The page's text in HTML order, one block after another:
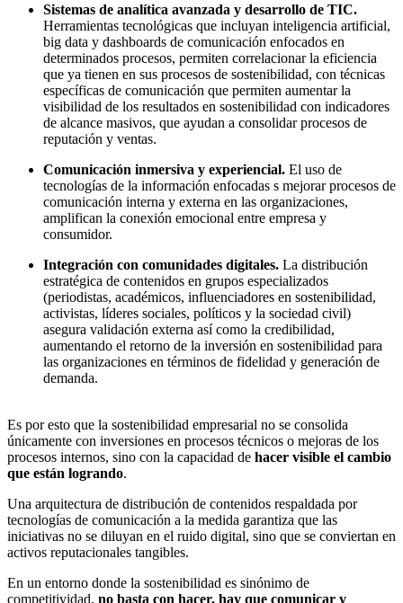
Sistemas de analítica avanzada y desarrollo de TIC.
Herramientas tecnológicas que incluyan inteligencia artificial,
big data y dashboards de comunicación enfocados en
determinados procesos, permiten correlacionar la eficiencia
que ya tienen en sus procesos de sostenibilidad, con técnicas
específicas de comunicación que permiten aumentar la
visibilidad de los resultados en sostenibilidad con indicadores
de alcance masivos, que ayudan a consolidar procesos de
reputación y ventas.
Comunicación inmersiva y experiencial. El uso de
tecnologías de la información enfocadas s mejorar procesos de
comunicación interna y externa en las organizaciones,
amplifican la conexión emocional entre empresa y
consumidor.
Integración con comunidades digitales. La distribución
estratégica de contenidos en grupos especializados
(periodistas, académicos, influenciadores en sostenibilidad,
activistas, líderes sociales, políticos y la sociedad civil)
asegura validación externa así como la credibilidad,
aumentando el retorno de la inversión en sostenibilidad para
las organizaciones en términos de fidelidad y generación de
demanda.
Es por esto que la sostenibilidad empresarial no se consolida
únicamente con inversiones en procesos técnicos o mejoras de los
procesos internos, sino con la capacidad de hacer visible el cambio
que están logrando.
Una arquitectura de distribución de contenidos respaldada por
tecnologías de comunicación a la medida garantiza que las
iniciativas no se diluyan en el ruido digital, sino que se conviertan en
activos reputacionales tangibles.
En un entorno donde la sostenibilidad es sinónimo de
competitividad, no basta con hacer, hay que comunicar y